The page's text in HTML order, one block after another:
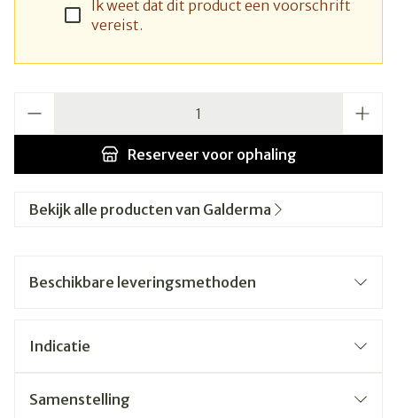
Ik weet dat dit product een voorschrift
vereist.
Reserveer voor ophaling
Bekijk alle producten van Galderma
Beschikbare leveringsmethoden
Indicatie
Samenstelling